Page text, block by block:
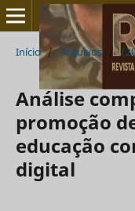
Início / Arquivos /
Análise
promoção
educação
digital